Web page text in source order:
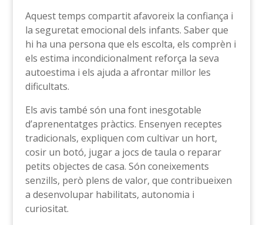
Aquest temps compartit afavoreix la confiança i
la seguretat emocional dels infants. Saber que
hi ha una persona que els escolta, els comprèn i
els estima incondicionalment reforça la seva
autoestima i els ajuda a afrontar millor les
dificultats.
Els avis també són una font inesgotable
d’aprenentatges pràctics. Ensenyen receptes
tradicionals, expliquen com cultivar un hort,
cosir un botó, jugar a jocs de taula o reparar
petits objectes de casa. Són coneixements
senzills, però plens de valor, que contribueixen
a desenvolupar habilitats, autonomia i
curiositat.